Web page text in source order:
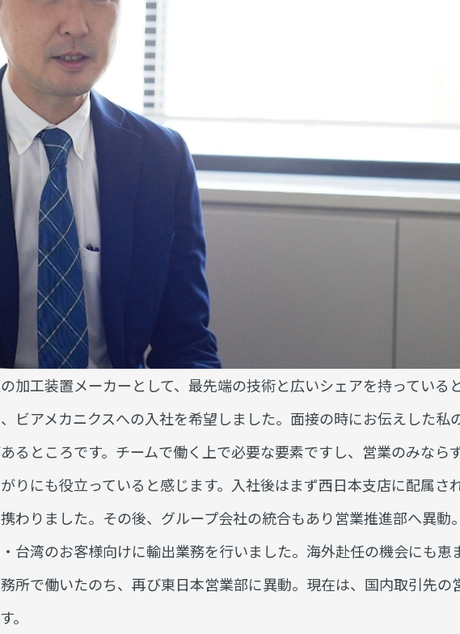
加工装置メーカーとして、最先端の技術と広いシェアを持っている
ビアメカニクスへの入社を希望しました。面接の時にお伝えした私
るところです。チームで働く上で必要な要素ですし、営業のみなら
りにも役立っていると感じます。入社後はまず西日本支店に配属さ
わりました。その後、グループ会社の統合もあり営業推進部へ異動
台湾のお客様向けに輸出業務を行いました。海外赴任の機会にも恵
所で働いたのち、再び東日本営業部に異動。現在は、国内取引先の
。